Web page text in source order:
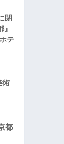
閉
テ
術
都